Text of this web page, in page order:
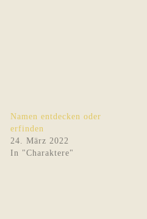
Namen entdecken oder
erfinden
24. März 2022
In "Charaktere"